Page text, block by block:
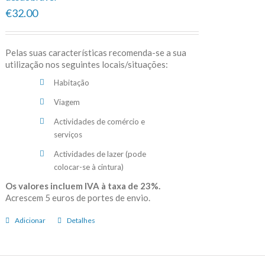
€32.00
Pelas suas características recomenda-se a sua
utilização nos seguintes locais/situações:
Habitação
Viagem
Actividades de comércio e
serviços
Actividades de lazer (pode
colocar-se à cintura)
Os valores incluem IVA à taxa de 23%.
Acrescem 5 euros de portes de envio.
Adicionar Detalhes